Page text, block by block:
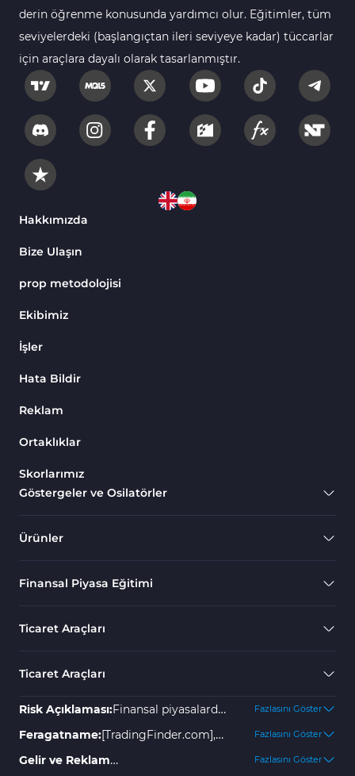
derin öğrenme konusunda yardımcı olur. Eğitimler, tüm
seviyelerdeki (başlangıçtan ileri seviyeye kadar) tüccarlar
için araçlara dayalı olarak tasarlanmıştır.
Hakkımızda
Bize Ulaşın
prop metodolojisi
Ekibimiz
İşler
Hata Bildir
Reklam
Ortaklıklar
Skorlarımız
Göstergeler ve Osilatörler
Ürünler
Finansal Piyasa Eğitimi
Ticaret Araçları
Ticaret Araçları
Risk Açıklaması:Finansal piyasalarda
yer almak yüksek risk içerir ve
tamamını kaybetmenize neden
Fazlasını Göster
Feragatname:[TradingFinder.com],
olası kayıplar veya zararlar için hiçbir
Fazlasını Göster
Gelir ve Reklam
Fazlasını Göster